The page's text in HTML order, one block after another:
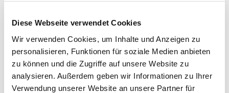
Diese Webseite verwendet Cookies
Wir verwenden Cookies, um Inhalte und Anzeigen zu
personalisieren, Funktionen für soziale Medien anbieten
zu können und die Zugriffe auf unsere Website zu
analysieren. Außerdem geben wir Informationen zu Ihrer
Verwendung unserer Website an unsere Partner für
werden.
Die anfragende Person erhält anschließend die
Auskunft unter Hinweis darauf, dass eine
Auskunftssperre nach § 51 Absatz 1 BMG vorliegt und
sie die Daten nur für den Zweck verwenden darf, zu